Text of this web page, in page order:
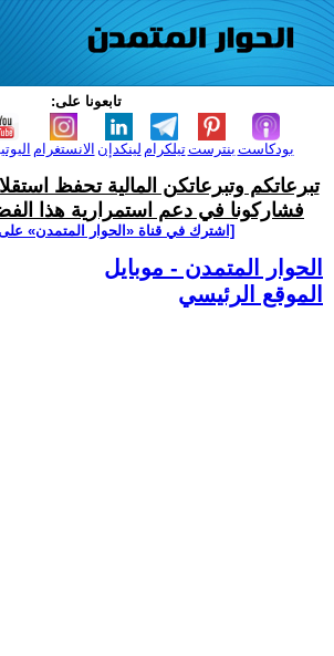
تابعونا على:
الانستغرام لينكدإن تيلكرامبنترست بودكاست
تبرعاتكم وتبرعاتكن المالية تحفظ
فشاركونا في دعم استمرارية هذا
[اشترك في قناة ‫«الحوار المتمدن» على
الحوار المتمدن - موبايل
الموقع الرئيسي